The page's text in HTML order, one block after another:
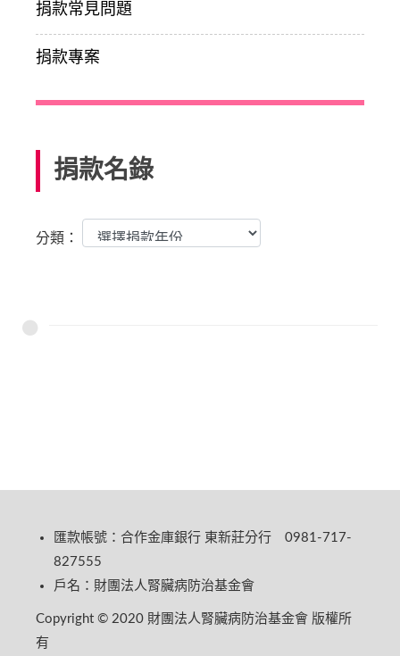
捐款常見問題
捐款專案
捐款名錄
分類：
匯款帳號：合作金庫銀行 東新莊分行 0981-717-
827555
戶名：財團法人腎臟病防治基金會
Copyright © 2020 財團法人腎臟病防治基金會 版權所
有